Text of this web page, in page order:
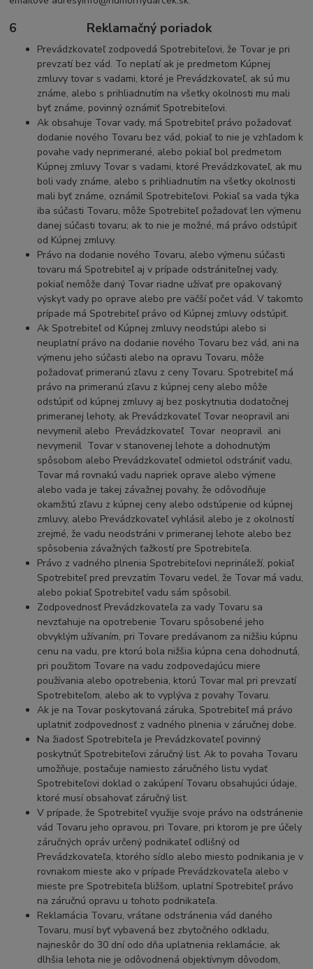
6 Reklamačný poriadok
Prevádzkovateľ zodpovedá Spotrebiteľovi, že Tovar je pri
prevzatí bez vád. To neplatí ak je predmetom Kúpnej
zmluvy tovar s vadami, ktoré je Prevádzkovateľ, ak sú mu
známe, alebo s prihliadnutím na všetky okolnosti mu mali
byť známe, povinný oznámiť Spotrebiteľovi.
Ak obsahuje Tovar vady, má Spotrebiteľ právo požadovať
dodanie nového Tovaru bez vád, pokiaľ to nie je vzhľadom k
povahe vady neprimerané, alebo pokiaľ bol predmetom
Kúpnej zmluvy Tovar s vadami, ktoré Prevádzkovateľ, ak mu
boli vady známe, alebo s prihliadnutím na všetky okolnosti
mali byť známe, oznámil Spotrebiteľovi. Pokiaľ sa vada týka
iba súčasti Tovaru, môže Spotrebiteľ požadovať len výmenu
danej súčasti tovaru; ak to nie je možné, má právo odstúpiť
od Kúpnej zmluvy.
Právo na dodanie nového Tovaru, alebo výmenu súčasti
tovaru má Spotrebiteľ aj v prípade odstrániteľnej vady,
pokiaľ nemôže daný Tovar riadne užívať pre opakovaný
výskyt vady po oprave alebo pre väčší počet vád. V takomto
prípade má Spotrebiteľ právo od Kúpnej zmluvy odstúpiť.
Ak Spotrebiteľ od Kúpnej zmluvy neodstúpi alebo si
neuplatní právo na dodanie nového Tovaru bez vád, ani na
výmenu jeho súčasti alebo na opravu Tovaru, môže
požadovať primeranú zľavu z ceny Tovaru. Spotrebiteľ má
právo na primeranú zľavu z kúpnej ceny alebo môže
odstúpiť od kúpnej zmluvy aj bez poskytnutia dodatočnej
primeranej lehoty, ak Prevádzkovateľ Tovar neopravil ani
nevymenil alebo Prevádzkovateľ Tovar neopravil ani
nevymenil Tovar v stanovenej lehote a dohodnutým
spôsobom alebo Prevádzkovateľ odmietol odstrániť vadu,
Tovar má rovnakú vadu napriek oprave alebo výmene
alebo vada je takej závažnej povahy, že odôvodňuje
okamžitú zľavu z kúpnej ceny alebo odstúpenie od kúpnej
zmluvy, alebo Prevádzkovateľ vyhlásil alebo je z okolností
zrejmé, že vadu neodstráni v primeranej lehote alebo bez
spôsobenia závažných ťažkostí pre Spotrebiteľa.
Právo z vadného plnenia Spotrebiteľovi neprináleží, pokiaľ
Spotrebiteľ pred prevzatím Tovaru vedel, že Tovar má vadu,
alebo pokiaľ Spotrebiteľ vadu sám spôsobil.
Zodpovednosť Prevádzkovateľa za vady Tovaru sa
nevzťahuje na opotrebenie Tovaru spôsobené jeho
obvyklým užívaním, pri Tovare predávanom za nižšiu kúpnu
cenu na vadu, pre ktorú bola nižšia kúpna cena dohodnutá,
pri použitom Tovare na vadu zodpovedajúcu miere
používania alebo opotrebenia, ktorú Tovar mal pri prevzatí
Spotrebiteľom, alebo ak to vyplýva z povahy Tovaru.
Ak je na Tovar poskytovaná záruka, Spotrebiteľ má právo
uplatniť zodpovednosť z vadného plnenia v záručnej dobe.
Na žiadosť Spotrebiteľa je Prevádzkovateľ povinný
poskytnúť Spotrebiteľovi záručný list. Ak to povaha Tovaru
umožňuje, postačuje namiesto záručného listu vydať
Spotrebiteľovi doklad o zakúpení Tovaru obsahujúci údaje,
ktoré musí obsahovať záručný list.
V prípade, že Spotrebiteľ využije svoje právo na odstránenie
vád Tovaru jeho opravou, pri Tovare, pri ktorom je pre účely
záručných opráv určený podnikateľ odlišný od
Prevádzkovateľa, ktorého sídlo alebo miesto podnikania je v
rovnakom mieste ako v prípade Prevádzkovateľa alebo v
mieste pre Spotrebiteľa bližšom, uplatní Spotrebiteľ právo
na záručnú opravu u tohoto podnikateľa.
Reklamácia Tovaru, vrátane odstránenia vád daného
Tovaru, musí byť vybavená bez zbytočného odkladu,
najneskôr do 30 dní odo dňa uplatnenia reklamácie, ak
dlhšia lehota nie je odôvodnená objektívnym dôvodom,